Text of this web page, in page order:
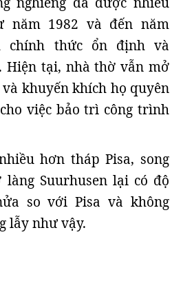
1982 và đến năm
chính thức ổn định và
Hiện tại, nhà thờ vẫn mở
khuyến khích họ quyên
việc bảo trì công trình
hơn tháp Pisa, song
Suurhusen lại có độ
so với Pisa và không
lẫy như vậy.